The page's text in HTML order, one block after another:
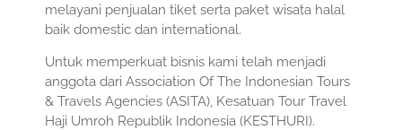
melayani penjualan tiket serta paket wisata halal
baik domestic dan international.
Untuk memperkuat bisnis kami telah menjadi
anggota dari Association Of The Indonesian Tours
& Travels Agencies (ASITA), Kesatuan Tour Travel
Haji Umroh Republik Indonesia (KESTHURI).